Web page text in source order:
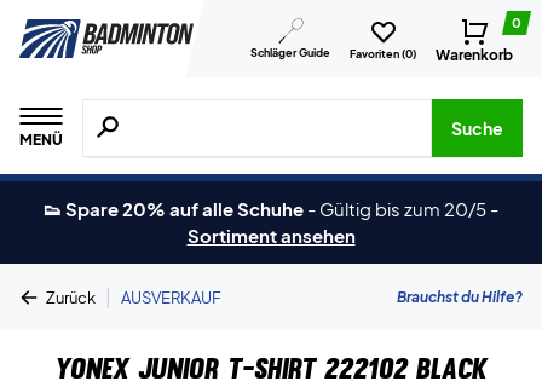
Schläger Guide Favoriten (0)
0
Warenkorb
MENÜ
Suche nach Produkten, Marken usw.
Suche
👟 Spare 20% auf alle Schuhe - Gültig bis zum 20/5 -
Sortiment ansehen
Zurück | AUSVERKAUF Brauchst du Hilfe?
Yonex Junior T-shirt 222102 Black